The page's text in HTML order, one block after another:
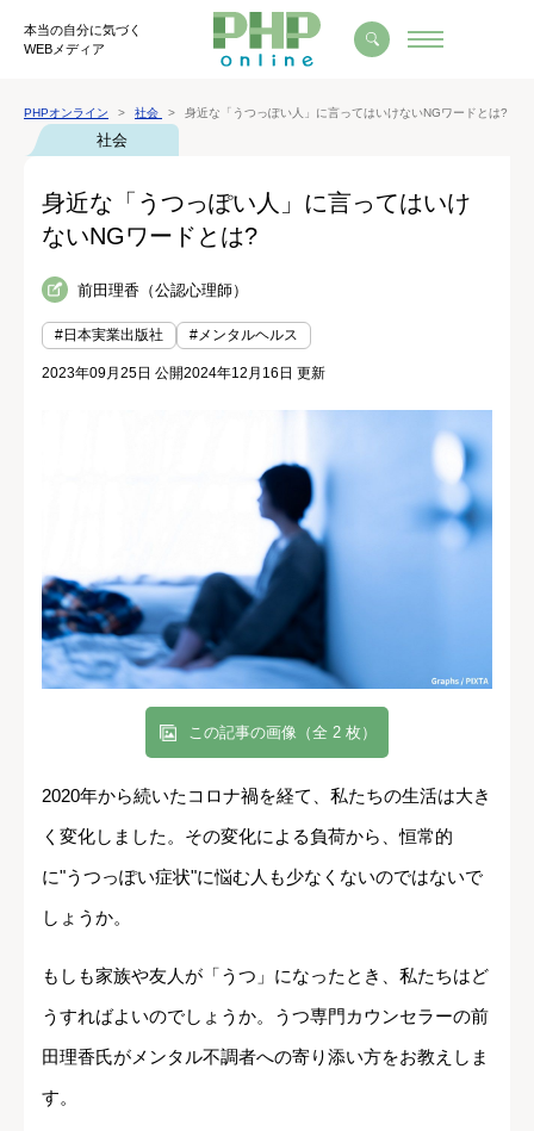
本当の自分に気づく
WEBメディア
PHPオンライン 社会 身近な「うつっぽい人」に言ってはいけないNGワードとは?
社会
身近な「うつっぽい人」に言ってはいけ
ないNGワードとは?
前田理香（公認心理師）
#日本実業出版社 #メンタルヘルス
2023年09月25日 公開2024年12月16日 更新
この記事の画像（全 2 枚）
2020年から続いたコロナ禍を経て、私たちの生活は大き
く変化しました。その変化による負荷から、恒常的
に"うつっぽい症状"に悩む人も少なくないのではないで
しょうか。
もしも家族や友人が「うつ」になったとき、私たちはど
うすればよいのでしょうか。うつ専門カウンセラーの前
田理香氏がメンタル不調者への寄り添い方をお教えしま
す。